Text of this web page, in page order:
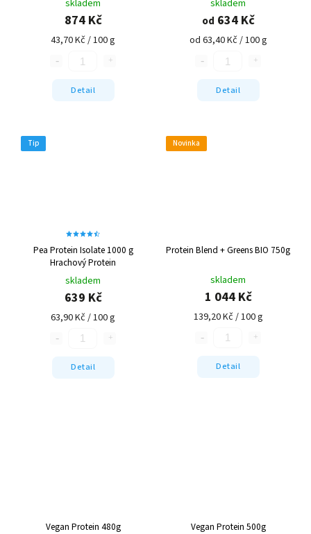
skladem
874 Kč
43,70 Kč / 100 g
Detail
skladem
od 634 Kč
od 63,40 Kč / 100 g
Detail
Tip
Pea Protein Isolate 1000 g
Hrachový Protein
skladem
639 Kč
63,90 Kč / 100 g
Detail
Novinka
Protein Blend + Greens BIO 750g
skladem
1 044 Kč
139,20 Kč / 100 g
Detail
Vegan Protein 480g Vegan Protein 500g